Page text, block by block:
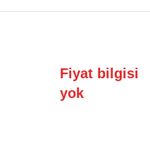
Fiyat bilgisi
yok